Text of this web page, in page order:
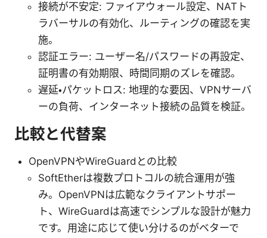
接続が不安定: ファイアウォール設定、NATト
ラバーサルの有効化、ルーティングの確認を実
施。
認証エラー: ユーザー名/パスワードの再設定、
証明書の有効期限、時間同期のズレを確認。
遅延・パケットロス: 地理的な要因、VPNサーバ
ーの負荷、インターネット接続の品質を検証。
比較と代替案
OpenVPNやWireGuardとの比較
SoftEtherは複数プロトコルの統合運用が強
み。OpenVPNは広範なクライアントサポー
ト、WireGuardは高速でシンプルな設計が魅力
です。用途に応じて使い分けるのがベターで